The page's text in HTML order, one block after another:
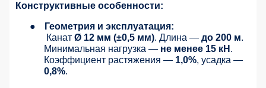
Конструктивные особенности:
●
Геометрия и эксплуатация:
Канат Ø 12 мм (±0,5 мм). Длина — до 200 м.
Минимальная нагрузка — не менее 15 кН .
Коэффициент растяжения — 1,0%, усадка —
0,8%.